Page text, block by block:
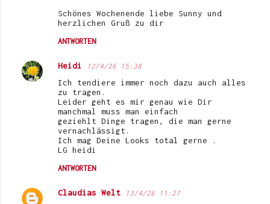
Schönes Wochenende liebe Sunny und
herzlichen Gruß zu dir
ANTWORTEN
Heidi 12/4/26 15:38
Ich tendiere immer noch dazu auch alles
zu tragen.
Leider geht es mir genau wie Dir
manchmal muss man einfach
geziehlt Dinge tragen, die man gerne
vernachlässigt.
Ich mag Deine Looks total gerne .
LG heidi
ANTWORTEN
Claudias Welt 13/4/26 11:27